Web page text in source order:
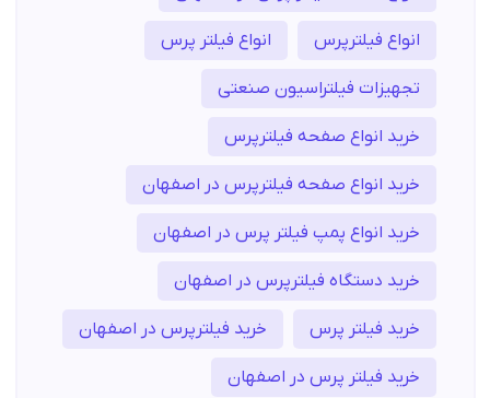
انواع فیلترپرس انواع فیلتر پرس
تجهیزات فیلتراسیون صنعتی
خرید انواع صفحه فیلترپرس
خرید انواع صفحه فیلترپرس در اصفهان
خرید انواع پمپ فیلتر پرس در اصفهان
خرید دستگاه فیلترپرس در اصفهان
خرید فیلتر پرس خرید فیلترپرس در اصفهان
خرید فیلتر پرس در اصفهان